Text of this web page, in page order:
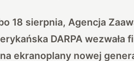
18 sierpnia, Agencja
DARPA
na ekranoplany nowej